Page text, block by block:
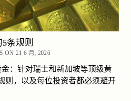
条规则
ON 21 6 月, 2026
：针对瑞士和新加坡等顶级黄
则，以及每位投资者都必须避开